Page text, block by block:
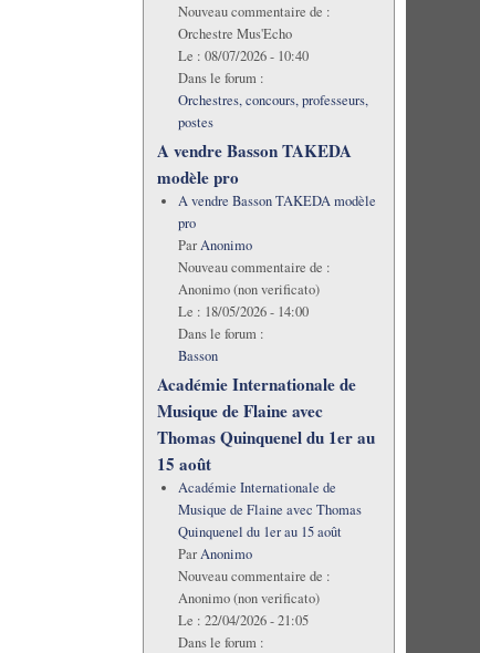
Nouveau commentaire de :
Orchestre Mus'Echo
Le : 08/07/2026 - 10:40
Dans le forum :
Orchestres, concours, professeurs,
postes
A vendre Basson TAKEDA
modèle pro
A vendre Basson TAKEDA modèle
pro
ParAnonimo
Nouveau commentaire de :
Anonimo (non verificato)
Le : 18/05/2026 - 14:00
Dans le forum :
Basson
Académie Internationale de
Musique de Flaine avec
Thomas Quinquenel du 1er au
15 août
Académie Internationale de
Musique de Flaine avec Thomas
Quinquenel du 1er au 15 août
ParAnonimo
Nouveau commentaire de :
Anonimo (non verificato)
Le : 22/04/2026 - 21:05
Dans le forum :